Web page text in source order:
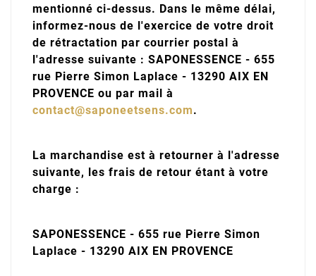
mentionné ci-dessus. Dans le même délai,
informez-nous de l'exercice de votre droit
de rétractation par courrier postal à
l'adresse suivante : SAPONESSENCE - 655
rue Pierre Simon Laplace - 13290 AIX EN
PROVENCE ou par mail à
contact@saponeetsens.com.
La marchandise est à retourner à l'adresse
suivante, les frais de retour étant à votre
charge :
SAPONESSENCE - 655 rue Pierre Simon
Laplace - 13290 AIX EN PROVENCE